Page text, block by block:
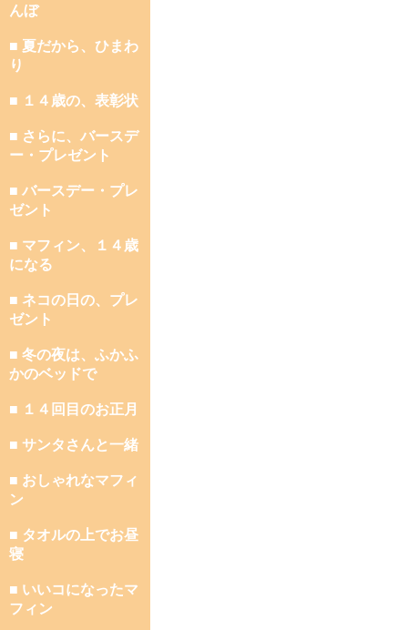
んぼ
■ 夏だから、ひまわ
り
■ １４歳の、表彰状
■ さらに、バースデ
ー・プレゼント
■ バースデー・プレ
ゼント
■ マフィン、１４歳
になる
■ ネコの日の、プレ
ゼント
■ 冬の夜は、ふかふ
かのベッドで
■ １４回目のお正月
■ サンタさんと一緒
■ おしゃれなマフィ
ン
■ タオルの上でお昼
寝
■ いいコになったマ
フィン